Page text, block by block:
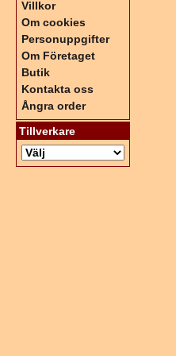
Villkor
Om cookies
Personuppgifter
Om Företaget
Butik
Kontakta oss
Ångra order
Tillverkare